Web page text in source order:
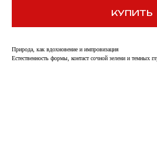
КУПИТЬ
Природа, как вдохновение и импровизация
Естественность формы, контаст сочной зелени и темных